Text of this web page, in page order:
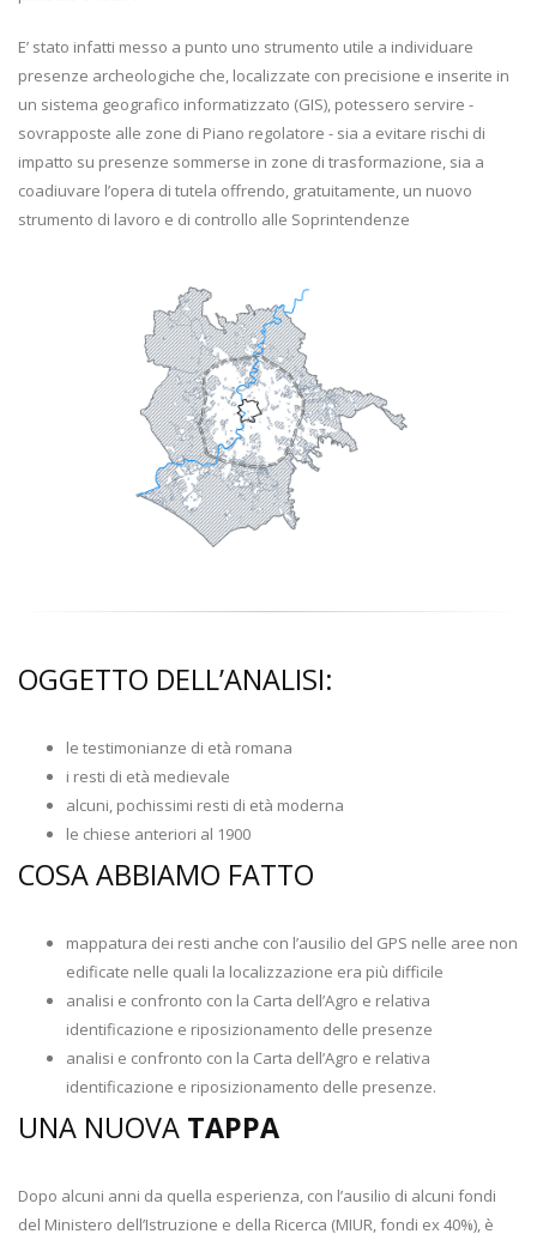
E’ stato infatti messo a punto uno strumento utile a individuare
presenze archeologiche che, localizzate con precisione e inserite in
un sistema geografico informatizzato (GIS), potessero servire -
sovrapposte alle zone di Piano regolatore - sia a evitare rischi di
impatto su presenze sommerse in zone di trasformazione, sia a
coadiuvare l’opera di tutela offrendo, gratuitamente, un nuovo
strumento di lavoro e di controllo alle Soprintendenze
OGGETTO DELL’ANALISI:
le testimonianze di età romana
i resti di età medievale
alcuni, pochissimi resti di età moderna
le chiese anteriori al 1900
COSA ABBIAMO FATTO
mappatura dei resti anche con l’ausilio del GPS nelle aree non
edificate nelle quali la localizzazione era più difficile
analisi e confronto con la Carta dell’Agro e relativa
identificazione e riposizionamento delle presenze
analisi e confronto con la Carta dell’Agro e relativa
identificazione e riposizionamento delle presenze.
UNA NUOVA TAPPA
Dopo alcuni anni da quella esperienza, con l’ausilio di alcuni fondi
del Ministero dell’Istruzione e della Ricerca (MIUR, fondi ex 40%), è